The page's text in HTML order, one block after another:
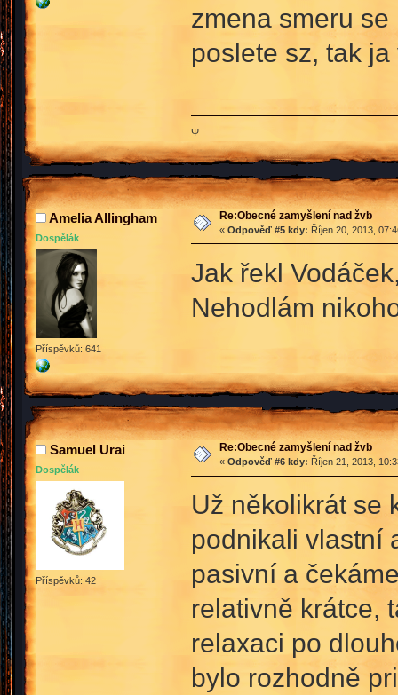
zmena smeru
poslete sz, tak
Ψ
Amelia Allingham
Dospělák
Příspěvků: 641
Re:Obecné zamyšlení nad žvb
« Odpověď #5 kdy: Říjen 20, 2013,
Jak řekl
Nehodlám
Samuel Urai
Dospělák
Příspěvků: 42
Re:Obecné zamyšlení nad žvb
« Odpověď #6 kdy: Říjen 21, 2013,
Už několikrát se
podnikali vlastní
pasivní a
relativně krátce,
relaxaci po
bylo rozhodně